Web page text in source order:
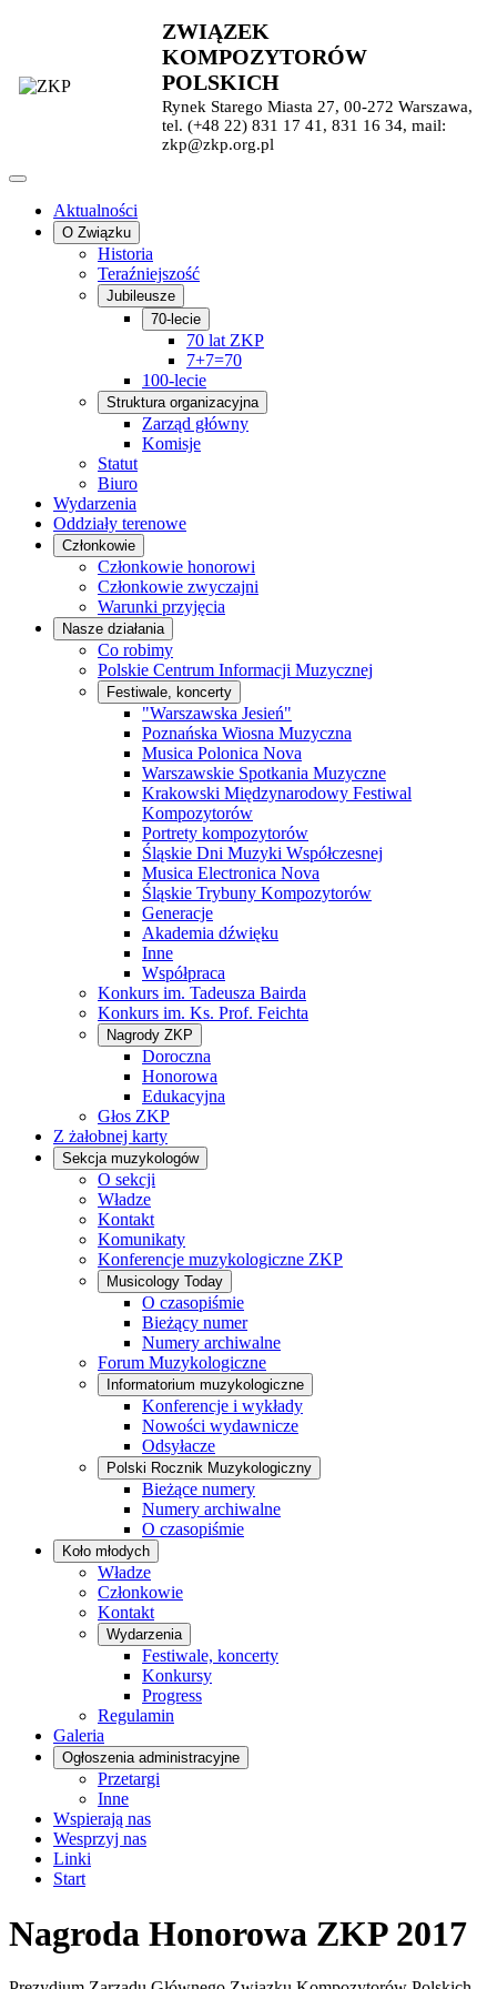
ZWIĄZEK
KOMPOZYTORÓW
POLSKICH
Rynek Starego Miasta 27, 00-272 Warszawa,
tel. (+48 22) 831 17 41, 831 16 34, mail:
zkp@zkp.org.pl
Aktualności
O Związku
Historia
Teraźniejszość
Jubileusze
70-lecie
70 lat ZKP
7+7=70
100-lecie
Struktura organizacyjna
Zarząd główny
Komisje
Statut
Biuro
Wydarzenia
Oddziały terenowe
Członkowie
Członkowie honorowi
Członkowie zwyczajni
Warunki przyjęcia
Nasze działania
Co robimy
Polskie Centrum Informacji Muzycznej
Festiwale, koncerty
"Warszawska Jesień"
Poznańska Wiosna Muzyczna
Musica Polonica Nova
Warszawskie Spotkania Muzyczne
Krakowski Międzynarodowy Festiwal
Kompozytorów
Portrety kompozytorów
Śląskie Dni Muzyki Współczesnej
Musica Electronica Nova
Śląskie Trybuny Kompozytorów
Generacje
Akademia dźwięku
Inne
Współpraca
Konkurs im. Tadeusza Bairda
Konkurs im. Ks. Prof. Feichta
Nagrody ZKP
Doroczna
Honorowa
Edukacyjna
Głos ZKP
Z żałobnej karty
Sekcja muzykologów
O sekcji
Władze
Kontakt
Komunikaty
Konferencje muzykologiczne ZKP
Musicology Today
O czasopiśmie
Bieżący numer
Numery archiwalne
Forum Muzykologiczne
Informatorium muzykologiczne
Konferencje i wykłady
Nowości wydawnicze
Odsyłacze
Polski Rocznik Muzykologiczny
Bieżące numery
Numery archiwalne
O czasopiśmie
Koło młodych
Władze
Członkowie
Kontakt
Wydarzenia
Festiwale, koncerty
Konkursy
Progress
Regulamin
Galeria
Ogłoszenia administracyjne
Przetargi
Inne
Wspierają nas
Wesprzyj nas
Linki
Start
Nagroda Honorowa ZKP 2017